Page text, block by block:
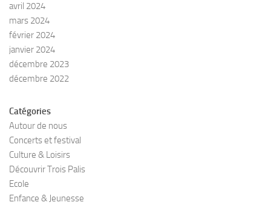
avril 2024
mars 2024
février 2024
janvier 2024
décembre 2023
décembre 2022
Catégories
Autour de nous
Concerts et festival
Culture & Loisirs
Découvrir Trois Palis
Ecole
Enfance & Jeunesse